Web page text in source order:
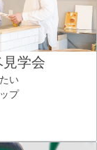
学会
い
プ